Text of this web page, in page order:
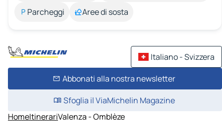
Parcheggi
Aree di sosta
Italiano - Svizzera
Abbonati alla nostra newsletter
Sfoglia il ViaMichelin Magazine
HomeItinerariValenza - Omblèze